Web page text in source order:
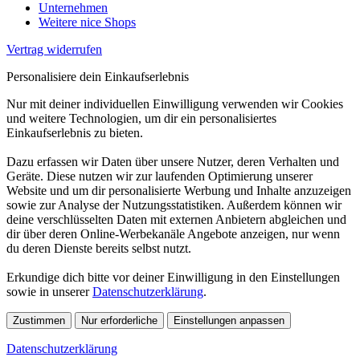
Unternehmen
Weitere nice Shops
Vertrag widerrufen
Personalisiere dein Einkaufserlebnis
Nur mit deiner individuellen Einwilligung verwenden wir Cookies
und weitere Technologien, um dir ein personalisiertes
Einkaufserlebnis zu bieten.
Dazu erfassen wir Daten über unsere Nutzer, deren Verhalten und
Geräte. Diese nutzen wir zur laufenden Optimierung unserer
Website und um dir personalisierte Werbung und Inhalte anzuzeigen
sowie zur Analyse der Nutzungsstatistiken. Außerdem können wir
deine verschlüsselten Daten mit externen Anbietern abgleichen und
dir über deren Online-Werbekanäle Angebote anzeigen, nur wenn
du deren Dienste bereits selbst nutzt.
Erkundige dich bitte vor deiner Einwilligung in den Einstellungen
sowie in unsererDatenschutzerklärung.
Zustimmen Nur erforderliche Einstellungen anpassen
Datenschutzerklärung